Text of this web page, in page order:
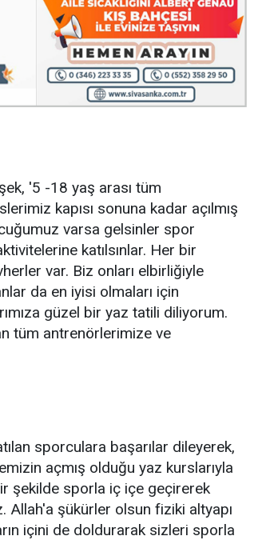
'5 -18 yaş arası tüm
kapısı sonuna kadar açılmış
varsa gelsinler spor
katılsınlar. Her bir
var. Biz onları elbirliğiyle
da en iyisi olmaları için
güzel bir yaz tatili diliyorum.
tüm antrenörlerimize ve
sporculara başarılar dileyerek,
açmış olduğu yaz kurslarıyla
şekilde sporla iç içe geçirerek
Allah'a şükürler olsun fiziki altyapı
içini de doldurarak sizleri sporla